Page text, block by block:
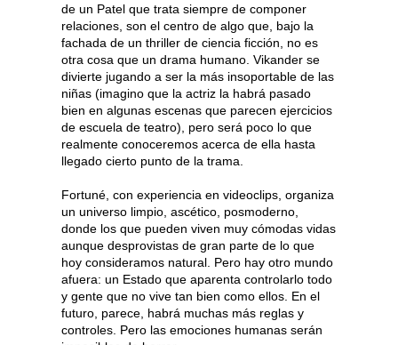
de un Patel que trata siempre de componer
relaciones, son el centro de algo que, bajo la
fachada de un thriller de ciencia ficción, no es
otra cosa que un drama humano. Vikander se
divierte jugando a ser la más insoportable de las
niñas (imagino que la actriz la habrá pasado
bien en algunas escenas que parecen ejercicios
de escuela de teatro), pero será poco lo que
realmente conoceremos acerca de ella hasta
llegado cierto punto de la trama.
Fortuné, con experiencia en videoclips, organiza
un universo limpio, ascético, posmoderno,
donde los que pueden viven muy cómodas vidas
aunque desprovistas de gran parte de lo que
hoy consideramos natural. Pero hay otro mundo
afuera: un Estado que aparenta controlarlo todo
y gente que no vive tan bien como ellos. En el
futuro, parece, habrá muchas más reglas y
controles. Pero las emociones humanas serán